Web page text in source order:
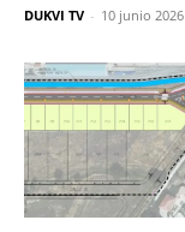
DUKVI TV - 10 junio 2026